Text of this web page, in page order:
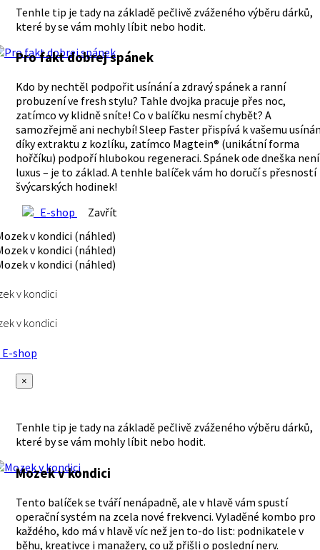
Tenhle tip je tady na základě pečlivě zváženého výběru dárků,
které by se vám mohly líbit nebo hodit.
Pro fakt dobrej spánek
Kdo by nechtěl podpořit usínání a zdravý spánek a ranní
probuzení ve fresh stylu? Tahle dvojka pracuje přes noc,
zatímco vy klidně sníte! Co v balíčku nesmí chybět? A
samozřejmě ani nechybí! Sleep Faster přispívá k vašemu
díky extraktu z kozlíku, zatímco Magtein® (unikátní forma
hořčíku) podpoří hlubokou regeneraci. Spánek ode dneška není
luxus – je to základ. A tenhle balíček vám ho doručí s přesností
švýcarských hodinek!
E-shop
Zavřít
v kondici
v kondici
shop
×
Tenhle tip je tady na základě pečlivě zváženého výběru dárků,
které by se vám mohly líbit nebo hodit.
Mozek v kondici
Tento balíček se tváří nenápadně, ale v hlavě vám spustí
operační systém na zcela nové frekvenci. Vyladěné kombo pro
každého, kdo má v hlavě víc než jen to-do list: podnikatele v
běhu, kreativce i manažery, co už přišli o poslední nerv.